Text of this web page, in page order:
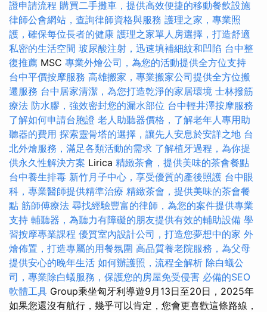
證申請流程 購買二手攤車，提供高效便捷的移動餐飲設施
律師公會網站，查詢律師資格與服務 護理之家，專業照
護，確保每位長者的健康 護理之家單人房選擇，打造舒適
私密的生活空間 玻尿酸注射，迅速填補細紋和凹陷 台中整
復推薦 MSC 專業外燴公司，為您的活動提供全方位支持
台中平價按摩服務 高雄搬家，專業搬家公司提供全方位搬
遷服務 台中居家清潔，為您打造乾淨的家居環境 士林撥筋
療法 防水膠，強效密封您的漏水部位 台中輕井澤按摩服務
了解如何申請台胞證 老人助聽器價格，了解老年人專用助
聽器的費用 探索靈骨塔的選擇，讓先人安息於安詳之地 台
北外燴服務，滿足各類活動的需求 了解植牙過程，為你提
供永久性解決方案 Lirica 精緻茶會，提供美味的茶會餐點
台中養生排毒 新竹月子中心，享受優質的產後照護 台中眼
科，專業醫師提供精準治療 精緻茶會，提供美味的茶會餐
點 筋師傅療法 尋找經驗豐富的律師，為您的案件提供專業
支持 輔聽器，為聽力有障礙的朋友提供有效的輔助設備 學
習按摩專業課程 優質室內設計公司，打造您夢想中的家 外
燴佈置，打造專屬的用餐氛圍 高品質養老院服務，為父母
提供安心的晚年生活 如何辦護照，流程全解析 除白蟻公
司，專業除白蟻服務，保護您的房屋免受侵害 必備的SEO
軟體工具 Group乘坐匈牙利導遊9月13日至20日，2025年
如果您還沒有航行，幾乎可以肯定，您會更喜歡這條路線，